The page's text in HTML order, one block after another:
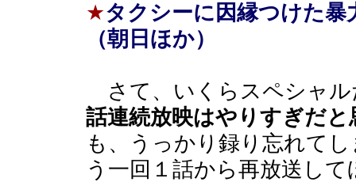
★タクシーに因縁つけた
（朝日ほか）
さて、いくらスペシャル
話連続放映はやりすぎだと
も、うっかり録り忘れて
う一回１話から再放送し